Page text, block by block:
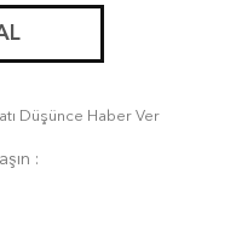
Düşünce Haber Ver
: